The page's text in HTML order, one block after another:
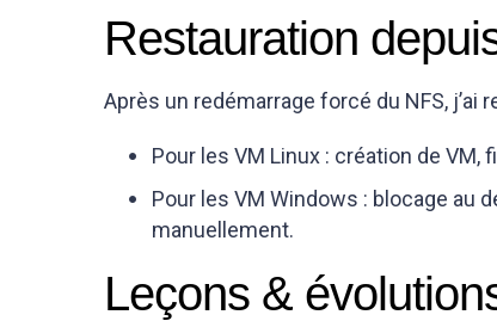
Restauration
Après un redémarrage forcé du NFS, j’ai
Pour les VM Linux : création de
Pour les VM Windows : blocage au
manuellement.
Leçons &